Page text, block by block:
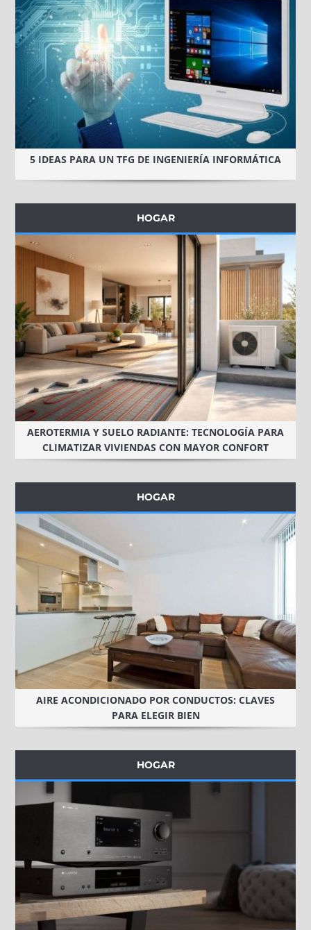
5 IDEAS PARA UN TFG DE INGENIERÍA INFORMÁTICA
HOGAR
AEROTERMIA Y SUELO RADIANTE: TECNOLOGÍA PARA
CLIMATIZAR VIVIENDAS CON MAYOR CONFORT
HOGAR
AIRE ACONDICIONADO POR CONDUCTOS: CLAVES
PARA ELEGIR BIEN
HOGAR